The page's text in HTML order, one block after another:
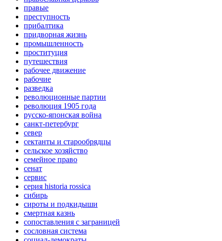
правые
преступность
прибалтика
придворная жизнь
промышленность
проституция
путешествия
рабочее движение
рабочие
разведка
революционные партии
революция 1905 года
русско-японская война
санкт-петербург
север
сектанты и старообрядцы
сельское хозяйство
семейное право
сенат
сервис
серия historia rossica
сибирь
сироты и подкидыши
смертная казнь
сопоставления с заграницей
сословная система